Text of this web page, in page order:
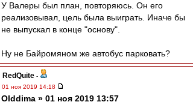
У Валеры был план, повторяюсь. Он его
реализовывал, цель была выиграть. Иначе бы
не выпускал в конце "основу".
Ну не Байромяном же автобус парковать?
RedQuite -
01 ноя 2019 14:18
Olddima » 01 ноя 2019 13:57